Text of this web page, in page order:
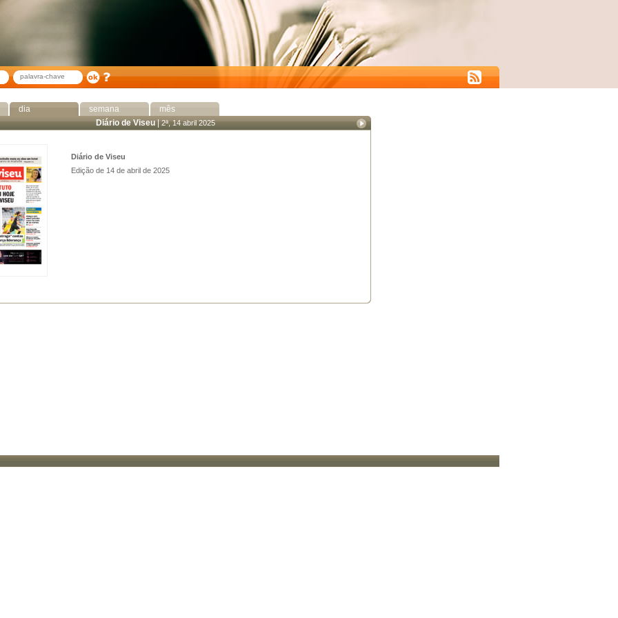
dia semana
mês
Diário de Viseu|2ª, 14 abril 2025
Diário de Viseu
Edição de 14 de abril de 2025